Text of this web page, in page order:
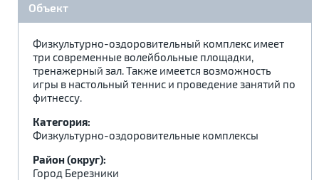
Объект
Физкультурно-оздоровительный комплекс имеет
три современные волейбольные площадки,
тренажерный зал. Также имеется возможность
игры в настольный теннис и проведение занятий по
фитнессу.
Категория:
Физкультурно-оздоровительные комплексы
Район (округ):
Город Березники